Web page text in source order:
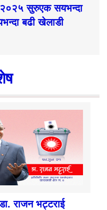
सुरुएक सयभन्दा
बढी खेलाडी
राजन भट्टराई